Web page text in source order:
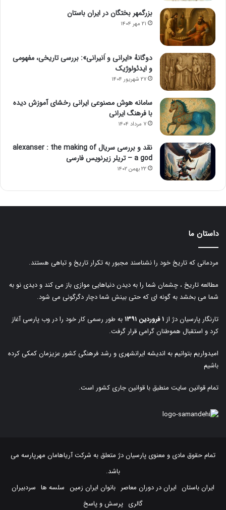
بزرگمهر بختگان در ایران باستان
۲۱ مهر ۱۴۰۴
دوگانهٔ «ایرانی و اَنیرانی»: بررسی تاریخی، مفهومی
و ایدئولوژیک
۲۷ شهریور ۱۴۰۴
سامانه هوش مصنوعی ایرانی رخشای آموزش دیده
با فرهنگ ایرانی
۷ مرداد ۱۴۰۴
نقد و بررسی سریال alexanser : the making of
a god – تریلر زیرنویس فارسی
۲۲ بهمن ۱۴۰۲
داستان ما
مردمانی که تاریخ خود را نشناسند مجبور به تکرار تاریخ و تباهی هستند.
مطالعه تاریخ ، چشمان شما را به دیدن دنیاهایی موازی باز می کند و دیدی نو به
شما می بخشد به گونه ای که حتی بینش شما دچار دگرگونی می شود.
تارنگار پارسیان دژ از۱ فروردین ۱۳۹۱
به طور رسمی کار خود را در وب پارسی آغاز
کرد و استقبال هموطنان گرامی قرار گرفت.
امیدواریم بتوانیم به اندیشه ایرانشهری و رشد فرهنگی کشور عزیزمان کمکی کرده
باشیم
تمام قوانین سایت منطبق با قوانین جاری کشور است.
تمام حقوق مادی و معنوی پارسیان دژ متعلق به شرکت آریاهامان مهرپارسه می
باشد.
ایران باستان ایران در دوران معاصر بانوان ایران زمین سلسه ها سردبیران
گالری پرسش و پاسخ